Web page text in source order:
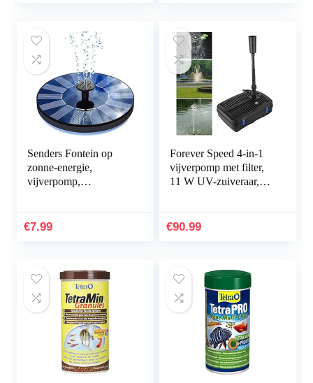
Senders Fontein op
zonne-energie,
vijverpomp,
zonnepaneel, fontein
€7.99
Forever Speed 4-in-1
vijverpomp met filter,
11 W UV-zuiveraar,
en…
€90.99